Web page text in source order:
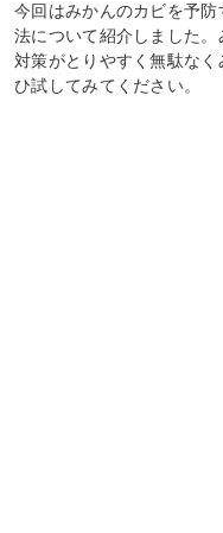
今回はみかんのカビを予
法について紹介しました
対策がとりやすく無駄な
ひ試してみてください。